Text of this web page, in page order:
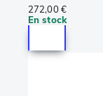
272,00 €
En stock